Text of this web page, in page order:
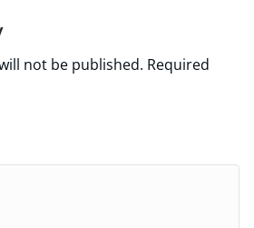
not be published. Required